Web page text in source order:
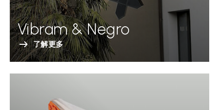
Vibram & Negro
了解更多